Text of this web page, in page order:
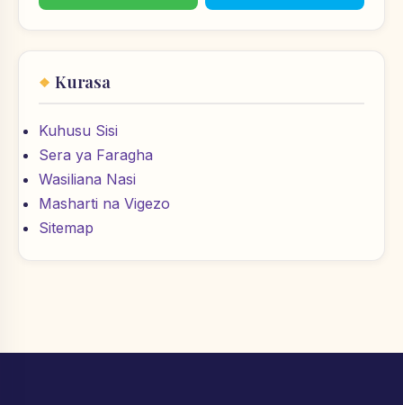
Kurasa
Kuhusu Sisi
Sera ya Faragha
Wasiliana Nasi
Masharti na Vigezo
Sitemap